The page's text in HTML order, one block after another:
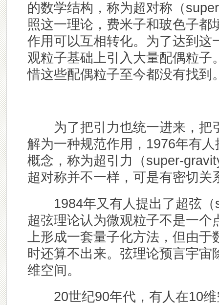
的数学结构，称为超对称（
照这一理论，费米子和玻色子
作用可以互相转化。为了达到
观粒子基础上引入大量配偶粒
惜这些配偶粒子至今都没有找到
为了把引力也统一进来，把
解为一种规范作用，1976年有
概念，称为超引力（super-
超对称并不一样，可是有密切关
1984年又有人提出了超弦（
超弦理论认为微观粒子不是一
上形成一套量子化方法，但由
时还算不出来。弦理论预言宇
维空间。
20世纪90年代，有人在10维